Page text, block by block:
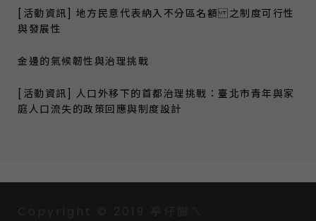
[活動資訊] 地方民意代表納入不分區名額 之制度可行性
與發展性
金邊的氣候韌性與治理挑戰
[活動資訊] 人口外移下的首都治理挑戰：臺北市青年與家
庭人口流失的政策回應與制度設計